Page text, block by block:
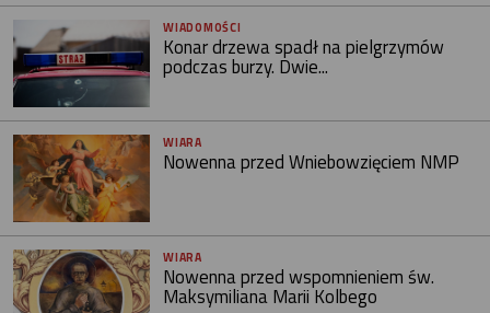
WIADOMOŚCI
Konar drzewa spadł na pielgrzymów
podczas burzy. Dwie...
WIARA
Nowenna przed Wniebowzięciem NMP
WIARA
Nowenna przed wspomnieniem św.
Maksymiliana Marii Kolbego